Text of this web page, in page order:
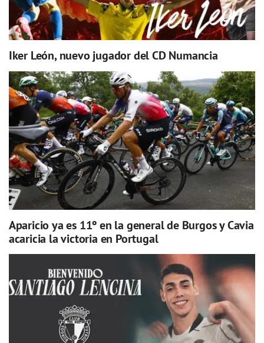
Iker León, nuevo jugador del CD Numancia
Aparicio ya es 11º en la general de Burgos y Cavia
acaricia la victoria en Portugal